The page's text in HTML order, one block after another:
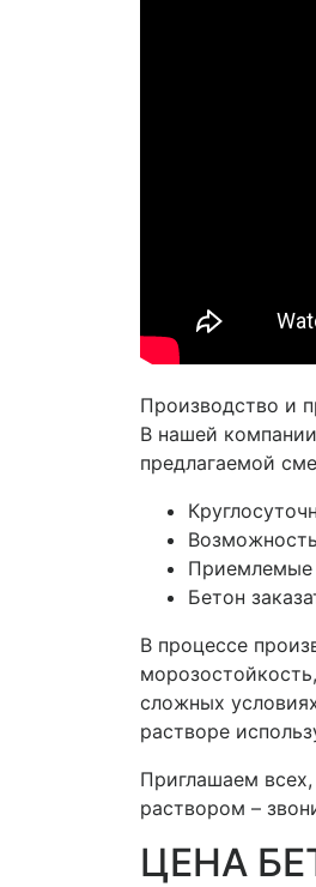
Производство и
В нашей
предлагаемой
Приемлемые
Бетон
В процессе
сложных
растворе
Приглашаем
раствором –
ЦЕНА